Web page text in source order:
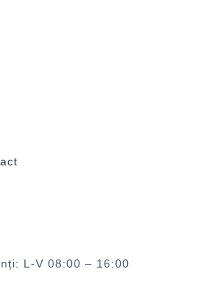
L-V 08:00 – 16:00